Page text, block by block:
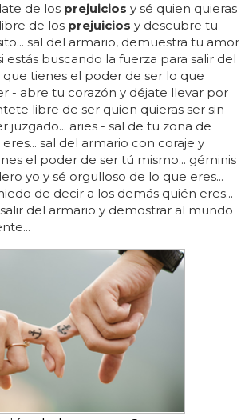
de los prejuicios y sé quien quieras
de los prejuicios y descubre tu
sal del armario, demuestra tu amor
estás buscando la fuerza para salir del
tienes el poder de ser lo que
- abre tu corazón y déjate llevar por
libre de ser quien quieras ser sin
juzgado... aries - sal de tu zona de
sal del armario con coraje y
el poder de ser tú mismo... géminis
yo y sé orgulloso de lo que eres...
de decir a los demás quién eres...
del armario y demostrar al mundo